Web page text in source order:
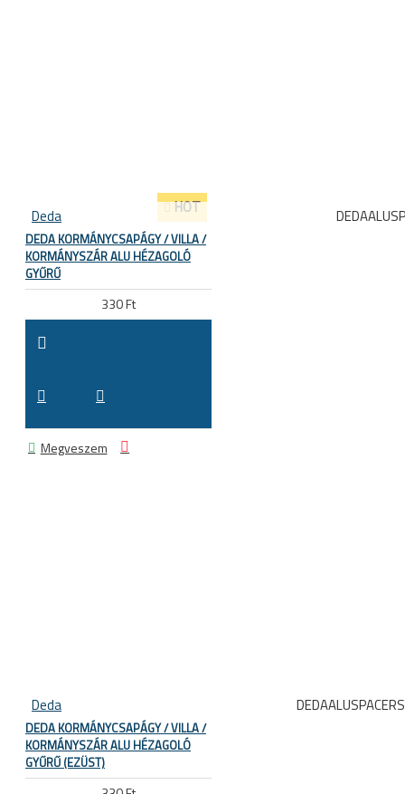
HOT
Deda
DEDA KORMÁNYCSAPÁGY / VILLA /
KORMÁNYSZÁR ALU HÉZAGOLÓ
GYŰRŰ
330 Ft
Megveszem
Deda
DEDA KORMÁNYCSAPÁGY / VILLA /
KORMÁNYSZÁR ALU HÉZAGOLÓ
GYŰRŰ (EZÜST)